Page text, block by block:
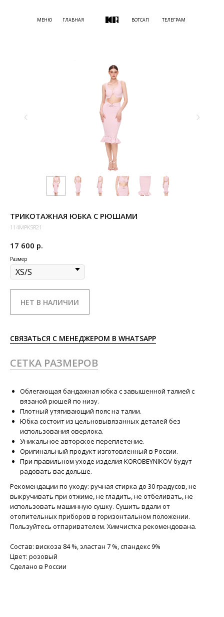
ВОТСАП ТЕЛЕГРАМ
МЕНЮ ГЛАВНАЯ
ТРИКОТАЖНАЯ ЮБКА С РЮШАМИ
114MPKSR21
17 600 р.
Размер
НЕТ В НАЛИЧИИ
СВЯЗАТЬСЯ С МЕНЕДЖЕРОМ В WHATSAPP
СЕТКА РАЗМЕРОВ
Облегающая бандажная юбка с завышенной талией с
вязаной рюшей по низу.
Плотный утягивающий пояс на талии.
Юбка состоит из цельновывязанных деталей без
использования оверлока.
Уникальное авторское переплетение.
Оригинальный продукт изготовленный в России.
При правильном уходе изделия KOROBEYNIKOV будут
радовать вас дольше.
Рекомендации по уходу: ручная стирка до 30 градусов, не
выкручивать при отжиме, не гладить, не отбеливать, не
использовать машинную сушку. Сушить вдали от
отопительных приборов в горизонтальном положении.
Пользуйтесь отпаривателем. Химчистка рекомендована.
Состав: вискоза 84 %, эластан 7 %, спандекс 9%
Цвет: розовый
Сделано в России